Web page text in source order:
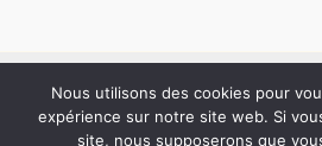
Copyright © 2026 Tourisme
Plan du site
Nous utilisons des cookies pour
expérience sur notre site web. Si
site, nous supposerons que